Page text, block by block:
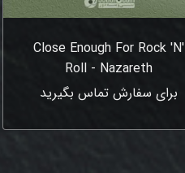
Close Enough For Rock 'N'
Roll - Nazareth
برای سفارش تماس بگیرید